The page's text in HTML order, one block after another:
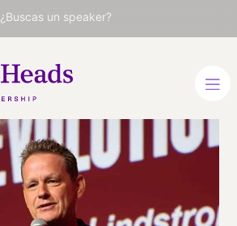
¿Buscas un speaker?
Martin
Lindstrom
Experto en Marketing y